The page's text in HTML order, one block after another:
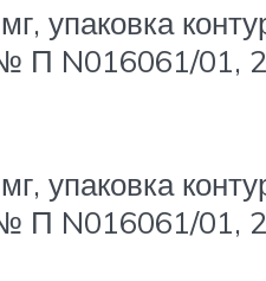
упаковка
№ П N016061/
упаковка
№ П N016061/